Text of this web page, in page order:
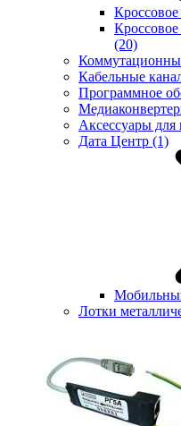
(20)
Кабельные
Программное
Аксессуары
Дата Центр (1)
Лотки